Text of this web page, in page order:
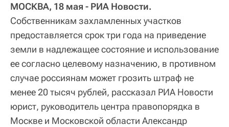
МОСКВА, 18 мая - РИА Новости.
Собственникам захламленных участков
предоставляется срок три года на приведение
земли в надлежащее состояние и использование
ее согласно целевому назначению, в противном
случае россиянам может грозить штраф не
менее 20 тысяч рублей, рассказал РИА Новости
юрист, руководитель центра правопорядка в
Москве и Московской области Александр